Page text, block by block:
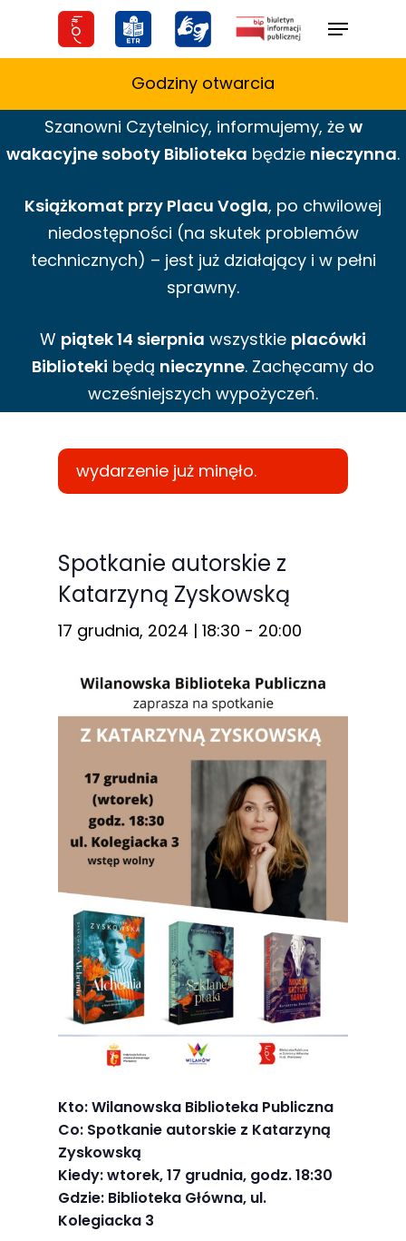
Menu
Godziny otwarcia
Szanowni Czytelnicy, informujemy, że w
wakacyjne soboty Biblioteka będzie nieczynna.
Książkomat przy Placu Vogla, po chwilowej
niedostępności (na skutek problemów
technicznych) – jest już działający i w pełni
sprawny.
W piątek 14 sierpnia wszystkie placówki
Biblioteki będą nieczynne. Zachęcamy do
wcześniejszych wypożyczeń.
wydarzenie już minęło.
Spotkanie autorskie z
Katarzyną Zyskowską
17 grudnia, 2024 | 18:30 - 20:00
Kto: Wilanowska Biblioteka Publiczna
Co: Spotkanie autorskie z Katarzyną
Zyskowską
Kiedy: wtorek, 17 grudnia, godz. 18:30
Gdzie: Biblioteka Główna, ul.
Kolegiacka 3
Te pliki cookie
nie są
opcjonalne. Są
one potrzebne
funkcjonowania
internetowej.
Statystyka
Abyśmy mogli
poprawić
funkcjonalność
i strukturę
strony
internetowej,
na podstawie
tego, jak
strona jest
używana.
Doświadczenie
Aby nasza
strona
internetowa
działała jak
najlepiej